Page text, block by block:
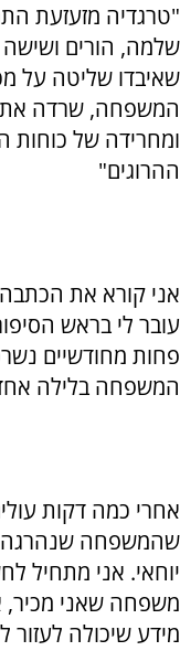
"טרגדיה מזעזעת
שלמה, הורים
שאיבדו שליטה על
המשפחה, שרדה
ומחרידה של כוחות
ההרוגים"
אני קורא את הכתבה
עובר לי בראש
פחות מחודשיים
המשפחה בלילה
אחרי כמה דקות
שהמשפחה שנהרגה
יוחאי. אני מתחיל
משפחה שאני מכיר,
מידע שיכולה